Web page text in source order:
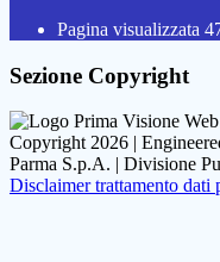
Pagina visualizzata
Sezione Copyright
Copyright 2026 |
Parma S.p.A. | Divisione
Disclaimer trattamento dati